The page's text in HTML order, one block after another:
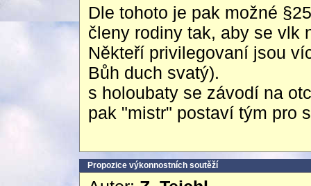
Dle tohoto je pak možné
členy rodiny tak, aby se vlk
Někteří privilegovaní jsou
Bůh duch svatý).
s holoubaty se závodí na
pak "mistr" postaví tým pro
Propozice výkonnostních soutěží